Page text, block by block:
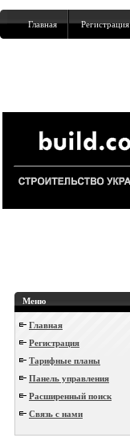
Главная Регистрация
Меню
Главная
Регистрация
Тарифные планы
Панель управления
Расширенный поиск
Связь с нами